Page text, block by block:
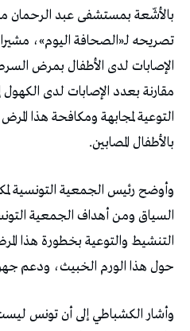
بالأشّعة بمستشفى عبد الرحمان
تصريحه لـ«الصحافة اليوم»،
مقارنة بعدد الإصابات لدى الكهول
التوعية لمجابهة ومكافحة هذا
بالأطفال المصابين.
وأوضح رئيس الجمعية التونسية
السياق ومن أهداف الجمعية
التنشيط والتوعية بخطورة هذا
حول هذا الورم الخبيث، ودعم
وأشار الكشباطي إلى أن تونس